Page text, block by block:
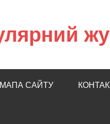
МАПА САЙТУ